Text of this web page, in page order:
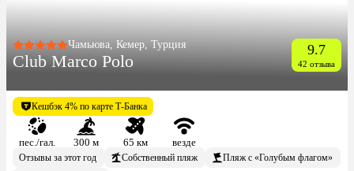
Чамьюва, Кемер, Турция
Club Marco Polo
9.7
42 отзыва
Кешбэк 4% по карте Т-Банка
пес./гал. 300 м 65 км
везде
Отзывы за этот год
Собственный пляж
Пляж с «Голубым флагом»